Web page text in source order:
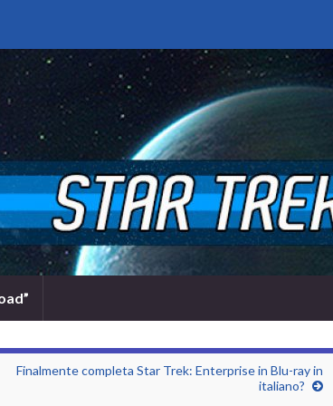
Finalmente completa Star Trek: Enterprise in Blu-ray in
italiano?